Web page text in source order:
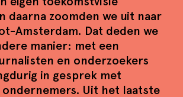
daarna zoomden we uit naar
Amsterdam. Dat deden we
manier: met een
en onderzoekers
in gesprek met
ondernemers. Uit het laatste